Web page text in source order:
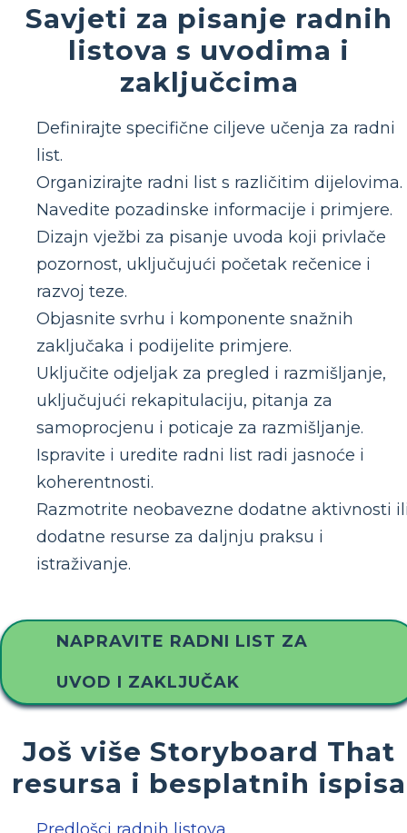
Savjeti za pisanje radnih
listova s ​​uvodima i
zaključcima
Definirajte specifične ciljeve učenja za radni
list.
Organizirajte radni list s različitim dijelovima.
Navedite pozadinske informacije i primjere.
Dizajn vježbi za pisanje uvoda koji privlače
pozornost, uključujući početak rečenice i
razvoj teze.
Objasnite svrhu i komponente snažnih
zaključaka i podijelite primjere.
Uključite odjeljak za pregled i razmišljanje,
uključujući rekapitulaciju, pitanja za
samoprocjenu i poticaje za razmišljanje.
Ispravite i uredite radni list radi jasnoće i
koherentnosti.
Razmotrite neobavezne dodatne aktivnosti
dodatne resurse za daljnju praksu i
istraživanje.
NAPRAVITE RADNI LIST ZA
UVOD I ZAKLJUČAK
Još više Storyboard That
resursa i besplatnih ispisa